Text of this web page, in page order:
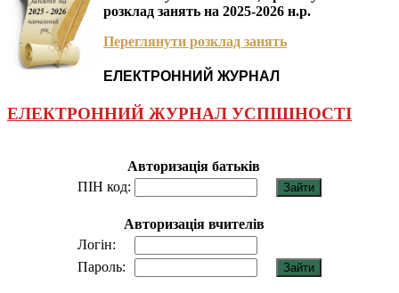
розклад занять на 2025-2026 н.р.
Переглянути розклад занять
ЕЛЕКТРОННИЙ ЖУРНАЛ
ЕЛЕКТРОННИЙ ЖУРНАЛ УСПІШНОСТІ
Авторизація батьків
ПІН код:
Авторизація вчителів
Логін:
Пароль: